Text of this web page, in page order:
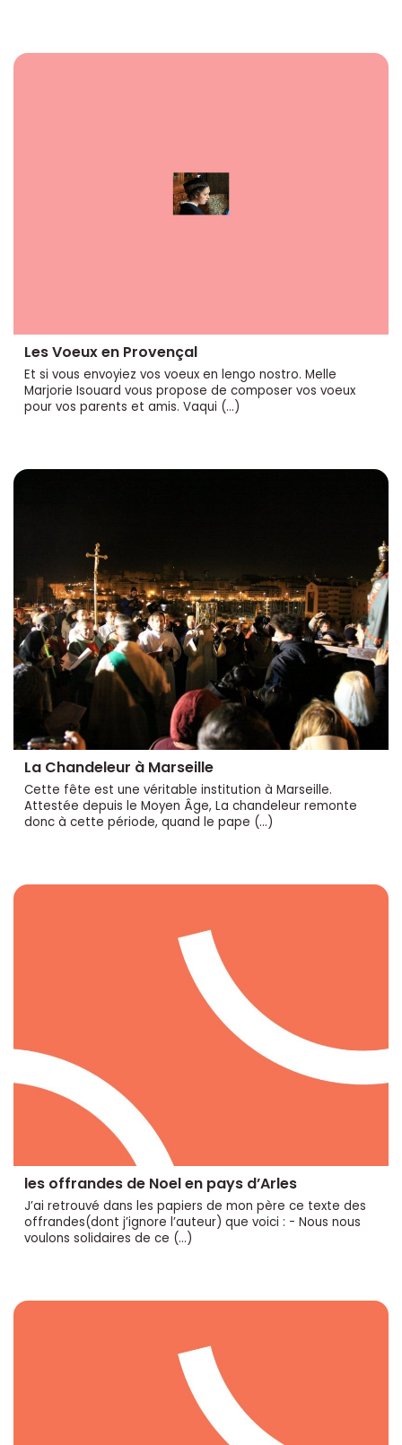
Les Voeux en Provençal
Et si vous envoyiez vos voeux en lengo nostro. Melle
Marjorie Isouard vous propose de composer vos voeux
pour vos parents et amis. Vaqui (…)
La Chandeleur à Marseille
Cette fête est une véritable institution à Marseille.
Attestée depuis le Moyen Âge, La chandeleur remonte
donc à cette période, quand le pape (…)
les offrandes de Noel en pays d’Arles
J’ai retrouvé dans les papiers de mon père ce texte des
offrandes(dont j’ignore l’auteur) que voici : - Nous nous
voulons solidaires de ce (…)